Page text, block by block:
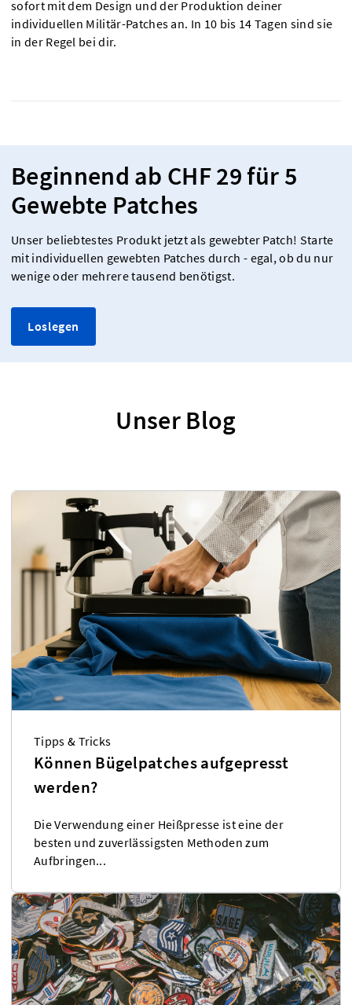
sofort mit dem Design und der Produktion deiner
individuellen Militär-Patches an. In 10 bis 14 Tagen sind sie
in der Regel bei dir.
Beginnend ab CHF 29 für 5
Gewebte Patches
Unser beliebtestes Produkt jetzt als gewebter Patch! Starte
mit individuellen gewebten Patches durch - egal, ob du nur
wenige oder mehrere tausend benötigst.
Loslegen
Unser Blog
Tipps & Tricks
Können Bügelpatches aufgepresst
werden?
Die Verwendung einer Heißpresse ist eine der
besten und zuverlässigsten Methoden zum
Aufbringen...